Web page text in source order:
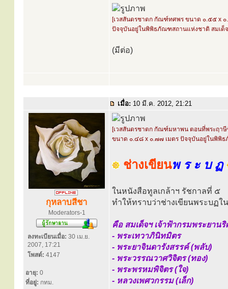
[เวสสันดรชาดก กัณฑ์ทศพร ขนาด ๐.๕๕ x ๐
ปัจจุบันอยู่ในพิพิธภัณฑสถานแห่งชาติ สมเด็
(มีต่อ)
เมื่อ: 10 มี.ค. 2012, 21:21
กุหลาบสีชา
Moderators-1
ลงทะเบียนเมื่อ: 30 เม.ย.
2007, 17:21
โพสต์: 4147
อายุ: 0
ที่อยู่: กทม.
[เวสสันดรชาดก กัณฑ์มหาพน ตอนที่พระฤาษี
ขนาด ๐.๔๘ x ๐.๗๗ เมตร ปัจจุบันอยู่ในพิพิ
ช่างเขียนพ ร ะ บ ฏ
ในหนังสือทูลเกล้าฯ รัชกาลที่ ๕
ทำให้ทราบว่าช่างเขียนพระบฏ
คือ สมเด็จฯ เจ้าฟ้ากรมพระยาน
- พระเทวาภินิทมิตร
- พระยาจินดารังสรรค์ (พลับ)
- พระวรรณวาศวิจิตร (ทอง)
- พระพรหมพิจิตร (ใจ)
- หลวงเพศวกรรม (เล็ก)